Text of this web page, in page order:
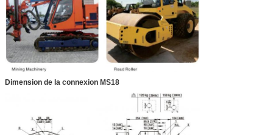
Dimension de la connexion MS18